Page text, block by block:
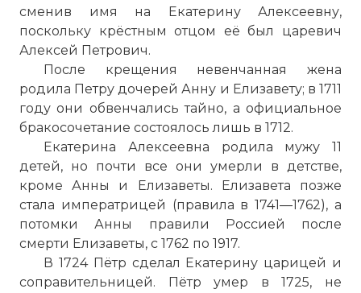
сменив имя на Екатерину Алексеевну,
поскольку крёстным отцом её был царевич
Алексей Петрович.
После крещения невенчанная жена
родила Петру дочерей Анну и Елизавету; в 1711
году они обвенчались тайно, а официальное
бракосочетание состоялось лишь в 1712.
Екатерина Алексеевна родила мужу 11
детей, но почти все они умерли в детстве,
кроме Анны и Елизаветы. Елизавета позже
стала императрицей (правила в 1741—1762), а
потомки Анны правили Россией после
смерти Елизаветы, с 1762 по 1917.
В 1724 Пётр сделал Екатерину царицей и
соправительницей. Пётр умер в 1725, не